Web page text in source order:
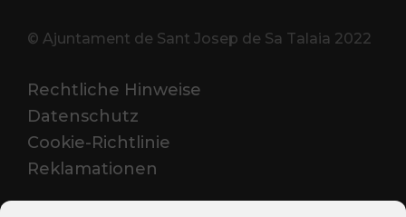
© Ajuntament de Sant Josep de Sa Talaia 2022
Rechtliche Hinweise
Datenschutz
Cookie-Richtlinie
Reklamationen